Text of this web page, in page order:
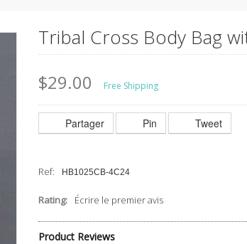
Tribal Cross Body Bag
$29.00 Free Shipping
Partager Pin Tweet
Ref: HB1025CB-4C24
Rating: Écrire le premier avis
Product Reviews